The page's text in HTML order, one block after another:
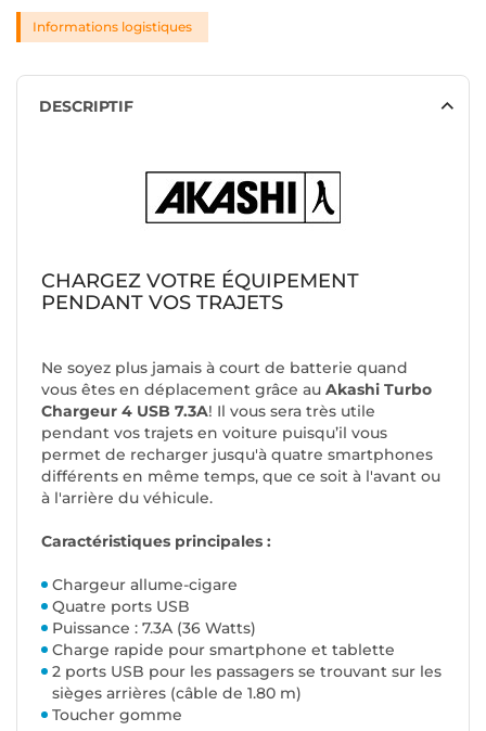
Informations logistiques
DESCRIPTIF
CHARGEZ VOTRE ÉQUIPEMENT
PENDANT VOS TRAJETS
Ne soyez plus jamais à court de batterie quand
vous êtes en déplacement grâce au Akashi Turbo
Chargeur 4 USB 7.3A! Il vous sera très utile
pendant vos trajets en voiture puisqu’il vous
permet de recharger jusqu'à quatre smartphones
différents en même temps, que ce soit à l'avant ou
à l'arrière du véhicule.
Caractéristiques principales :
Chargeur allume-cigare
Quatre ports USB
Puissance : 7.3A (36 Watts)
Charge rapide pour smartphone et tablette
2 ports USB pour les passagers se trouvant sur les
sièges arrières (câble de 1.80 m)
Toucher gomme